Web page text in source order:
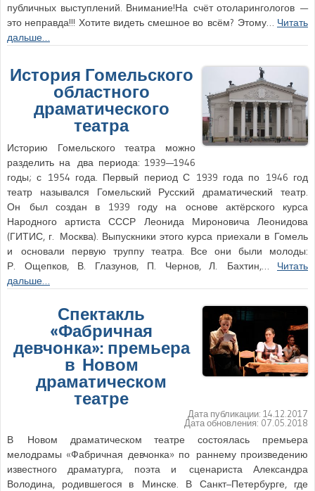
публичных выступлений. Внимание!На счёт отоларингологов —
это неправда!!! Хотите видеть смешное во всём? Этому… Читать
дальше…
История Гомельского
областного
драматического
театра
Историю Гомельского театра можно
разделить на два периода: 1939—1946
годы; с 1954 года. Первый период С 1939 года по 1946 год
театр назывался Гомельский Русский драматический театр.
Он был создан в 1939 году на основе актёрского курса
Народного артиста СССР Леонида Мироновича Леонидова
(ГИТИС, г. Москва). Выпускники этого курса приехали в Гомель
и основали первую труппу театра. Все они были молоды:
Р. Ощепков, В. Глазунов, П. Чернов, Л. Бахтин,… Читать
дальше…
Спектакль
«Фабричная
девчонка»: премьера
в Новом
драматическом
театре
Дата публикации: 14.12.2017
Дата обновления: 07.05.2018
В Новом драматическом театре состоялась премьера
мелодрамы «Фабричная девчонка» по раннему произведению
известного драматурга, поэта и сценариста Александра
Володина, родившегося в Минске. В Санкт–Петербурге, где